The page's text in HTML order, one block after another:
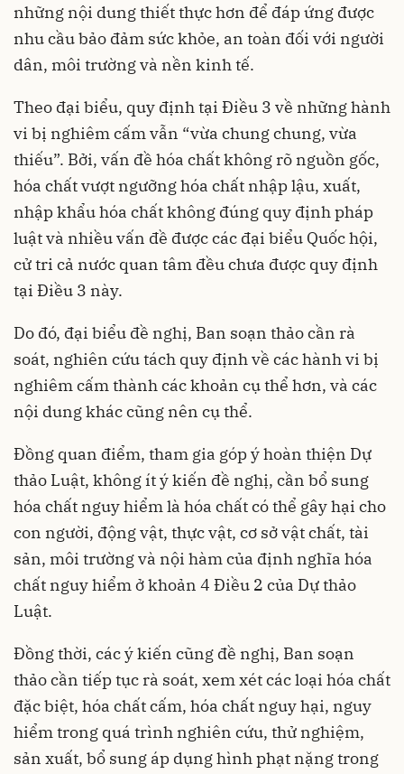
những nội dung thiết thực hơn để đáp ứng được
nhu cầu bảo đảm sức khỏe, an toàn đối với người
dân, môi trường và nền kinh tế.
Theo đại biểu, quy định tại Điều 3 về những hành
vi bị nghiêm cấm vẫn “vừa chung chung, vừa
thiếu”. Bởi, vấn đề hóa chất không rõ nguồn gốc,
hóa chất vượt ngưỡng hóa chất nhập lậu, xuất,
nhập khẩu hóa chất không đúng quy định pháp
luật và nhiều vấn đề được các đại biểu Quốc hội,
cử tri cả nước quan tâm đều chưa được quy định
tại Điều 3 này.
Do đó, đại biểu đề nghị, Ban soạn thảo cần rà
soát, nghiên cứu tách quy định về các hành vi bị
nghiêm cấm thành các khoản cụ thể hơn, và các
nội dung khác cũng nên cụ thể.
Đồng quan điểm, tham gia góp ý hoàn thiện Dự
thảo Luật, không ít ý kiến đề nghị, cần bổ sung
hóa chất nguy hiểm là hóa chất có thể gây hại cho
con người, động vật, thực vật, cơ sở vật chất, tài
sản, môi trường và nội hàm của định nghĩa hóa
chất nguy hiểm ở khoản 4 Điều 2 của Dự thảo
Luật.
Đồng thời, các ý kiến cũng đề nghị, Ban soạn
thảo cần tiếp tục rà soát, xem xét các loại hóa chất
đặc biệt, hóa chất cấm, hóa chất nguy hại, nguy
hiểm trong quá trình nghiên cứu, thử nghiệm,
sản xuất, bổ sung áp dụng hình phạt nặng trong